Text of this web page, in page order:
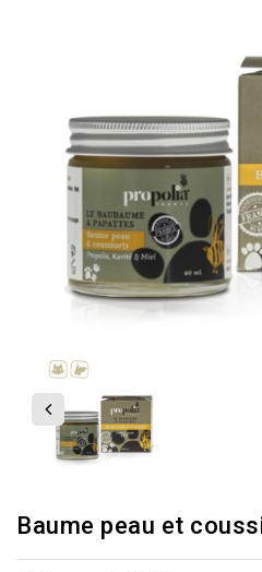
Baume peau et